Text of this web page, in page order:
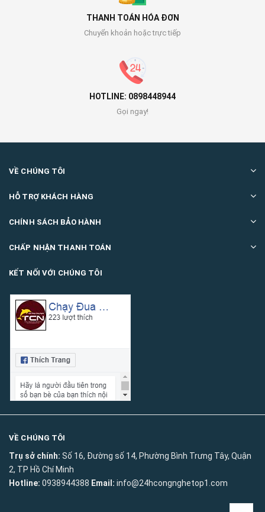
THANH TOÁN HÓA ĐƠN
Chuyển khoản hoặc trực tiếp
HOTLINE: 0898448944
Gọi ngay!
VỀ CHÚNG TÔI
HỖ TRỢ KHÁCH HÀNG
CHÍNH SÁCH BẢO HÀNH
CHẤP NHẬN THANH TOÁN
KẾT NỐI VỚI CHÚNG TÔI
VỀ CHÚNG TÔI
Trụ sở chính: Số 16, Đường số 14, Phường Bình Trưng Tây, Quận
2, TP Hồ Chí Minh
Hotline: 0938944388 Email: info@24hcongnghetop1.com